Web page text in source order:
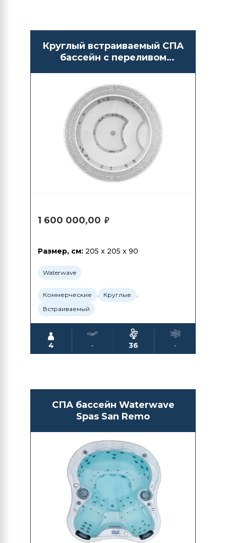
Круглый встраиваемый СПА
бассейн с переливом
1 600 000,00 ₽
Размер, см: 205 x 205 x 90
Waterwave
Коммерческие , Круглые ,
Встраиваемый
4 - 36 -
СПА бассейн Waterwave
Spas San Remo